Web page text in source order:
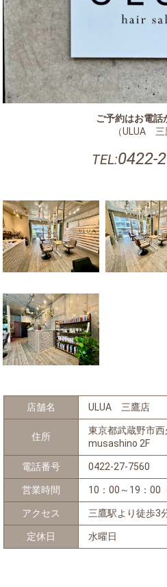
ご予約はお電話
（ULUA 三
TEL:0422-
店舗名 ULUA 三鷹店
住所
東京都武蔵野市
musashino 2F
電話番号 0422-27-7560
営業時間 10：00～19：00
アクセス 三鷹駅より徒歩3
定休日 水曜日